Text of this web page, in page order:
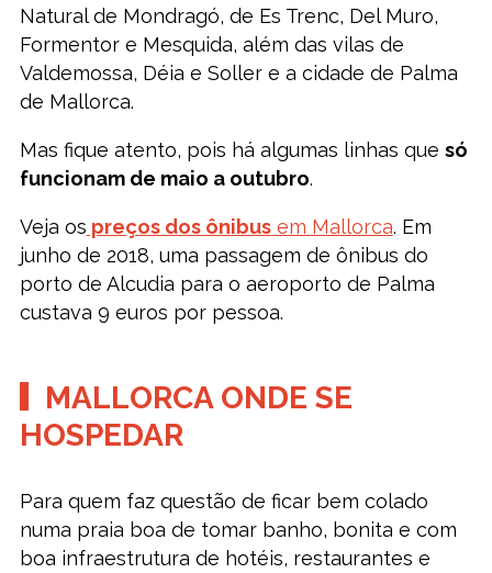
Natural de Mondragó, de Es Trenc, Del Muro,
Formentor e Mesquida, além das vilas de
Valdemossa, Déia e Soller e a cidade de Palma
de Mallorca.
Mas fique atento, pois há algumas linhas que só
funcionam de maio a outubro.
Veja os preços dos ônibusem Mallorca. Em
junho de 2018, uma passagem de ônibus do
porto de Alcudia para o aeroporto de Palma
custava 9 euros por pessoa.
MALLORCA ONDE SE
HOSPEDAR
Para quem faz questão de ficar bem colado
numa praia boa de tomar banho, bonita e com
boa infraestrutura de hotéis, restaurantes e